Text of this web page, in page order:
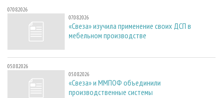
07.08.2026
07.08.2026
«Свеза» изучила применение своих ДСП в
мебельном производстве
05.08.2026
05.08.2026
«Свеза» и ММПОФ объединили
производственные системы